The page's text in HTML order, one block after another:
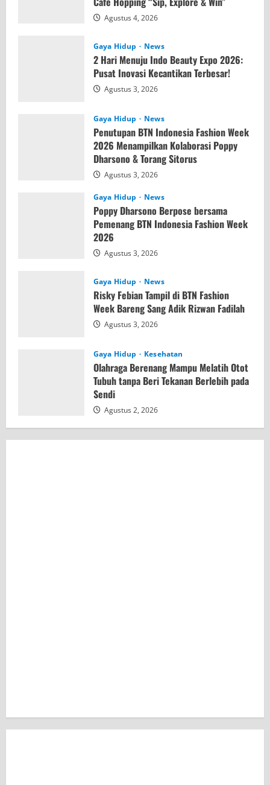
Agustus 4, 2026
Gaya Hidup News
2 Hari Menuju Indo Beauty Expo 2026:
Pusat Inovasi Kecantikan Terbesar!
Agustus 3, 2026
Gaya Hidup News
Penutupan BTN Indonesia Fashion Week
2026 Menampilkan Kolaborasi Poppy
Dharsono & Torang Sitorus
Agustus 3, 2026
Gaya Hidup News
Poppy Dharsono Berpose bersama
Pemenang BTN Indonesia Fashion Week
2026
Agustus 3, 2026
Gaya Hidup News
Risky Febian Tampil di BTN Fashion
Week Bareng Sang Adik Rizwan Fadilah
Agustus 3, 2026
Gaya Hidup Kesehatan
Olahraga Berenang Mampu Melatih Otot
Tubuh tanpa Beri Tekanan Berlebih pada
Sendi
Agustus 2, 2026